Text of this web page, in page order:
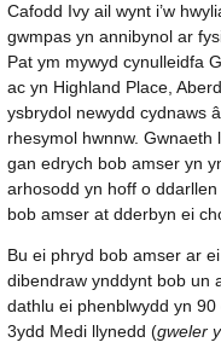
Cafodd Ivy ail wynt i’w
gwmpas yn annibynol ar
Pat ym mywyd cynulleidfa
ac yn Highland Place,
ysbrydol newydd cydnaws
rhesymol hwnnw.
gan edrych bob amser yn
arhosodd yn hoff o ddarllen
bob amser at dderbyn ei
Bu ei phryd bob amser ar
dibendraw ynddynt bob un
dathlu ei phenblwydd yn
3ydd Medi llynedd (gweler